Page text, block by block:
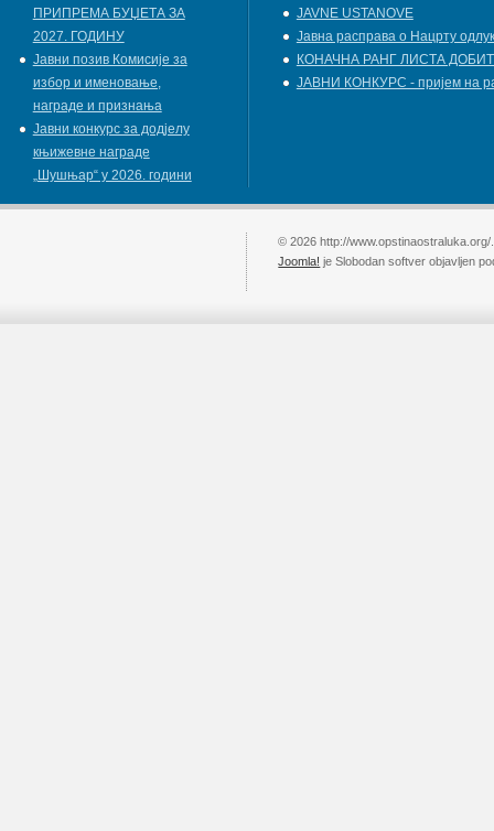
ПРИПРЕМА БУЏЕТА ЗА
2027. ГОДИНУ
Jавни позив Комисије за
избор и именовање,
награде и признања
Јавни конкурс за додјелу
књижевнe наградe
„Шушњар“ у 2026. години
JAVNE USTANOVE
Јавна расправа о Нацрту
КОНАЧНА РАНГ ЛИСТА
ЈАВНИ КОНКУРС - пријем на
© 2026 http://
Joomla! je Slobodan softver objavljen